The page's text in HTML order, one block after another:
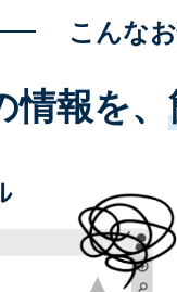
こんな
報を、